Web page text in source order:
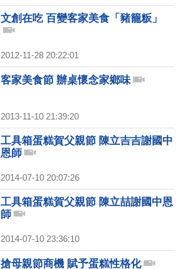
文創在吃 百變客家美食「豬籠粄」
2012-11-28 20:22:01
客家美食節 辦桌懷念家鄉味
2013-11-10 21:39:20
工具箱蛋糕賀父親節 陳立吉吉謝國中
恩師
2014-07-10 20:07:26
工具箱蛋糕賀父親節 陳立喆謝國中恩
師
2014-07-10 23:36:10
搶母親節商機 賦予蛋糕性格化